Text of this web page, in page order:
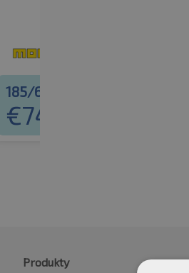
185/60R15 84H
€74.28
Produkty